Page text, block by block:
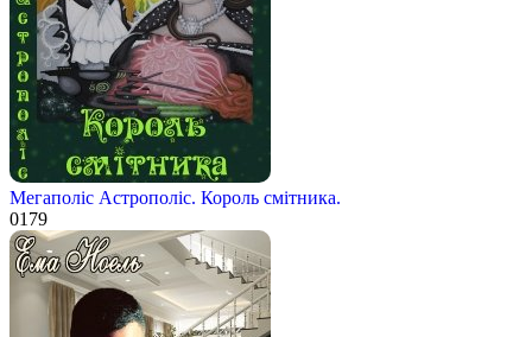
Мегаполіс Астрополіс. Король смітника.
0179